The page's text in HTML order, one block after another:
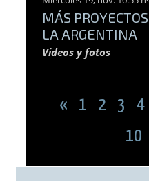
MÁS
LA ARGENTINA
Videos y fotos
« 1 2 3 4
10